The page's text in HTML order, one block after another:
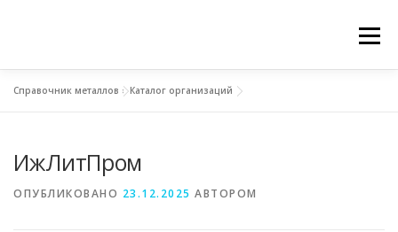
Меню
МЕТАЛЛЫ И ОКРУЖАЮЩАЯ СРЕДА
Справочник металлов »Каталог организаций
ИжЛитПром
ОПУБЛИКОВАНО 23.12.2025 АВТОРОМ